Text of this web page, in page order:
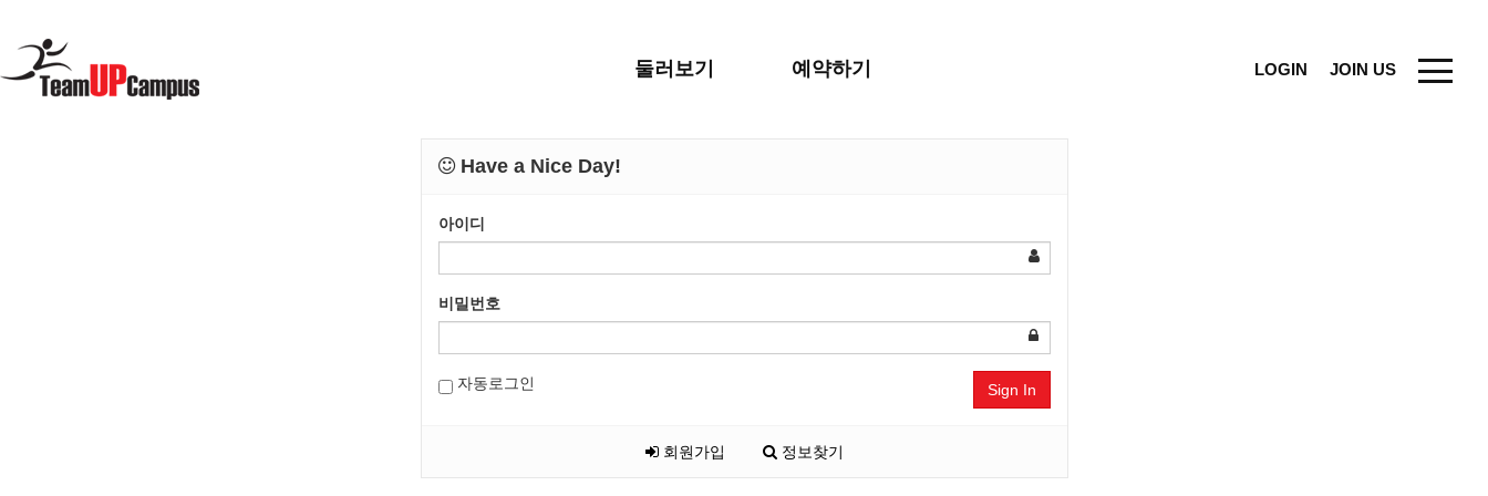
LOGIN JOIN US
둘러보기 예약하기
Have a Nice Day!
아이디
비밀번호
자동로그인 Sign In
회원가입 정보찾기